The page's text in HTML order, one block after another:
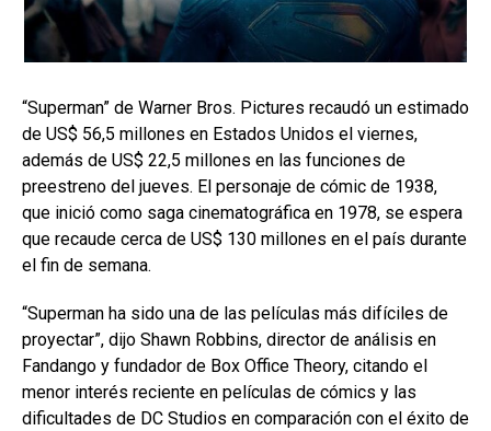
“Superman” de Warner Bros. Pictures recaudó un estimado
de US$ 56,5 millones en Estados Unidos el viernes,
además de US$ 22,5 millones en las funciones de
preestreno del jueves. El personaje de cómic de 1938,
que inició como saga cinematográfica en 1978, se espera
que recaude cerca de US$ 130 millones en el país durante
el fin de semana.
“Superman ha sido una de las películas más difíciles de
proyectar”, dijo Shawn Robbins, director de análisis en
Fandango y fundador de Box Office Theory, citando el
menor interés reciente en películas de cómics y las
dificultades de DC Studios en comparación con el éxito de